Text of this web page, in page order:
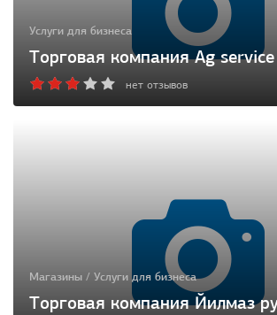
Услуги для бизнеса
Торговая компания Ag service
нет отзывов
Магазины / Услуги для бизнеса
Торговая компания Йилмаз